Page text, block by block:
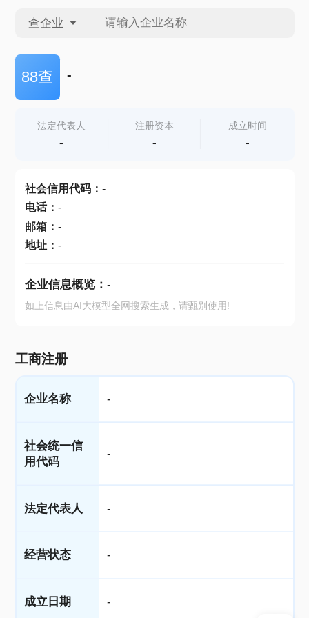
查企业
查企业
查产地
88查 -
法定代表人
-
注册资本
-
成立时间
-
社会信用代码： -
电话： -
邮箱： -
地址： -
企业信息概览： -
如上信息由AI大模型全网搜索生成，请甄别使用!
工商注册
企业名称 -
社会统一信
用代码
-
法定代表人 -
经营状态 -
成立日期 -